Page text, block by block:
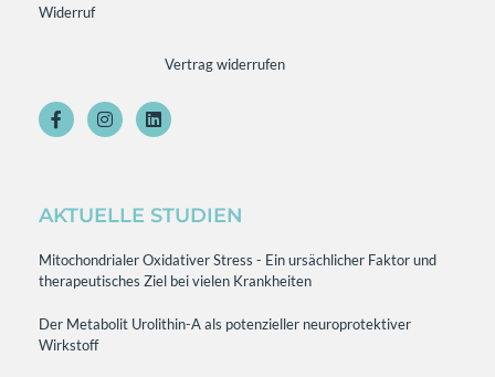
Widerruf
Vertrag widerrufen
AKTUELLE STUDIEN
Mitochondrialer Oxidativer Stress - Ein ursächlicher Faktor und
therapeutisches Ziel bei vielen Krankheiten
Der Metabolit Urolithin-A als potenzieller neuroprotektiver
Wirkstoff